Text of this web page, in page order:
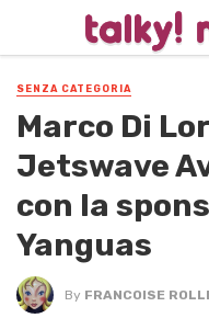
SENZA CATEGORIA
Marco Di
Jetswave
con la
Yanguas
By FRANCOISE